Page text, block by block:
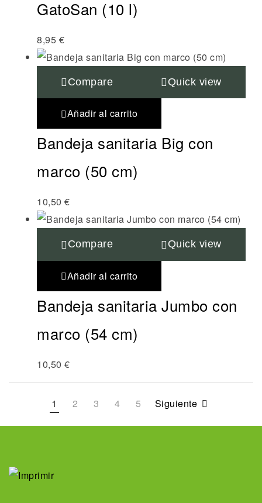
GatoSan (10 l)
8,95 €
Compare Quick view
Añadir al carrito
Bandeja sanitaria Big con
marco (50 cm)
10,50 €
Compare Quick view
Añadir al carrito
Bandeja sanitaria Jumbo con
marco (54 cm)
10,50 €
1 2 3 4 5 Siguiente